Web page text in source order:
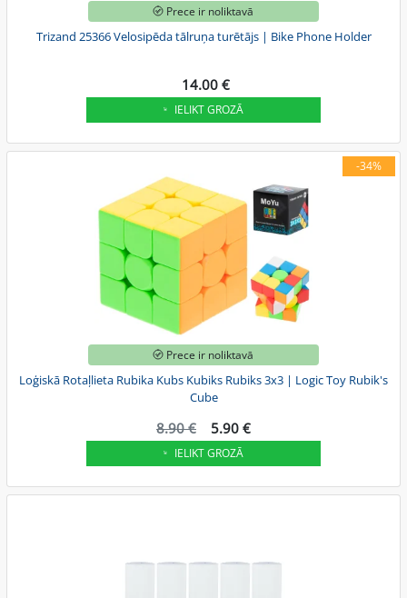
Prece ir noliktavā
Trizand 25366 Velosipēda tālruņa turētājs | Bike Phone Holder
14.00 €
IELIKT GROZĀ
-34%
Prece ir noliktavā
Loģiskā Rotaļlieta Rubika Kubs Kubiks Rubiks 3x3 | Logic Toy Rubik's
Cube
8.90 € 5.90 €
IELIKT GROZĀ